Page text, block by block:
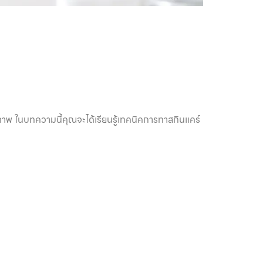
ในบทความนี้คุณจะได้เรียนรู้เทคนิคการทาสกินแคร์